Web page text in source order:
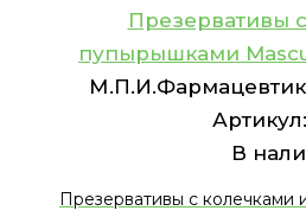
Презервативы
пупырышками
Артикул:
В
Презервативы с